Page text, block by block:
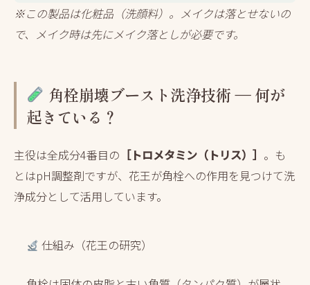
※この製品は化粧品（洗顔料）。メイクは落とせないの
で、メイク時は先にメイク落としが必要です。
角栓崩壊ブースト洗浄技術 ― 何が
起きている？
主役は全成分4番目の ［トロメタミン（トリス）］ 。も
とはpH調整剤ですが、花王が角栓への作用を見つけて洗
浄成分として活用しています。
仕組み（花王の研究）